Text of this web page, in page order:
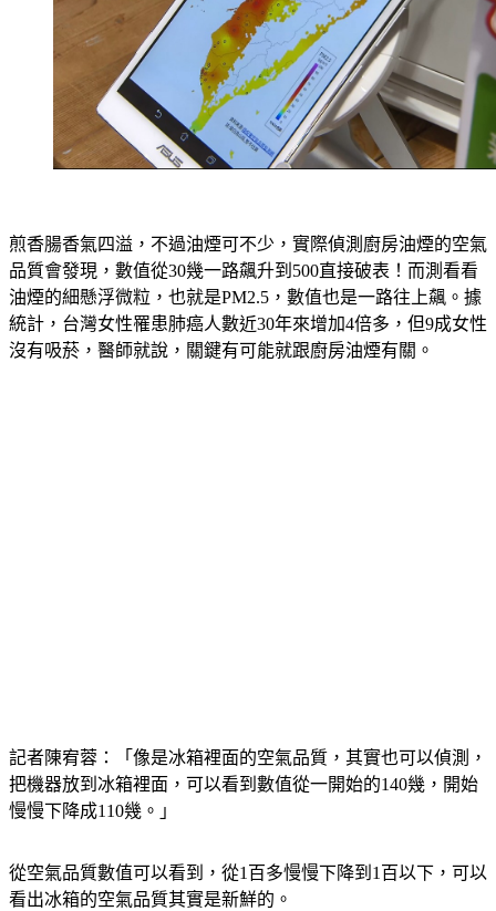
煎香腸香氣四溢，不過油煙可不少，實際偵測廚房油煙的空氣
品質會發現，數值從30幾一路飆升到500直接破表！而測看看
油煙的細懸浮微粒，也就是PM2.5，數值也是一路往上飆。據
統計，台灣女性罹患肺癌人數近30年來增加4倍多，但9成女性
沒有吸菸，醫師就說，關鍵有可能就跟廚房油煙有關。
記者陳宥蓉：「像是冰箱裡面的空氣品質，其實也可以偵測，
把機器放到冰箱裡面，可以看到數值從一開始的140幾，開始
慢慢下降成110幾。」
從空氣品質數值可以看到，從1百多慢慢下降到1百以下，可以
看出冰箱的空氣品質其實是新鮮的。